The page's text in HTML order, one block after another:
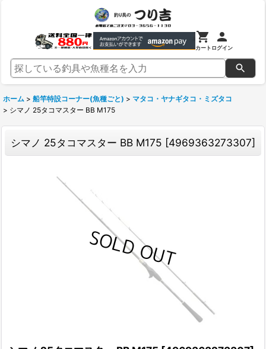
カートログイン
ホーム > 船竿特設コーナー(魚種ごと) > マタコ・ヤナギタコ・ミズタコ
> シマノ 25タコマスター BB M175
シマノ 25タコマスター BB M175 [4969363273307]